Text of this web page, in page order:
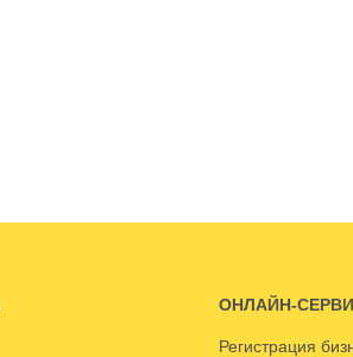
ОНЛАЙН-
Регистрация